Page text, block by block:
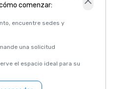
comenzar:
encuentre sedes y
una solicitud
el espacio ideal para su